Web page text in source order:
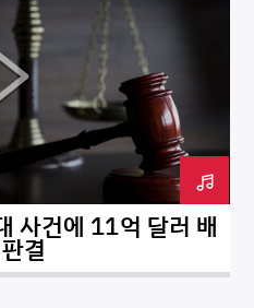
사건에 11억 달러 배
결